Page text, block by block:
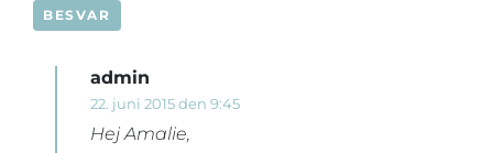
BESVAR
admin
22. juni 2015 den 9:45
Hej Amalie,